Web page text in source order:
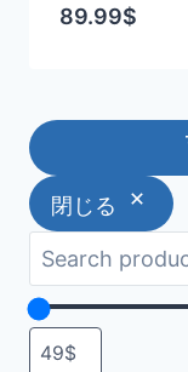
89.99$
閉じる